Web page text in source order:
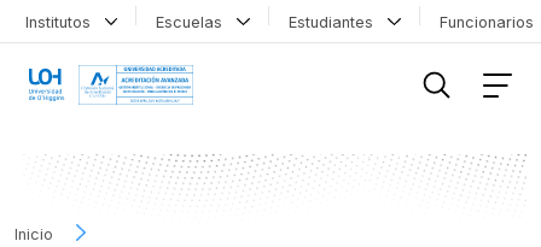
Institutos Escuelas Estudiantes
Inicio